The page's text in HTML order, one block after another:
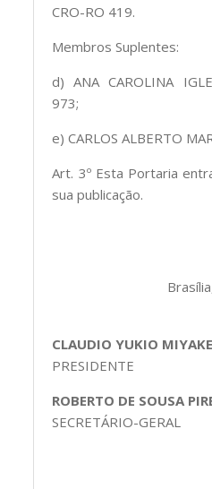
CRO-RO 419.
Membros Suplentes:
d) ANA CAROLINA
973;
e) CARLOS ALBERTO
Art. 3º Esta Portaria
sua publicação.
CLAUDIO YUKIO
PRESIDENTE
ROBERTO DE SOUSA
SECRETÁRIO-GERAL